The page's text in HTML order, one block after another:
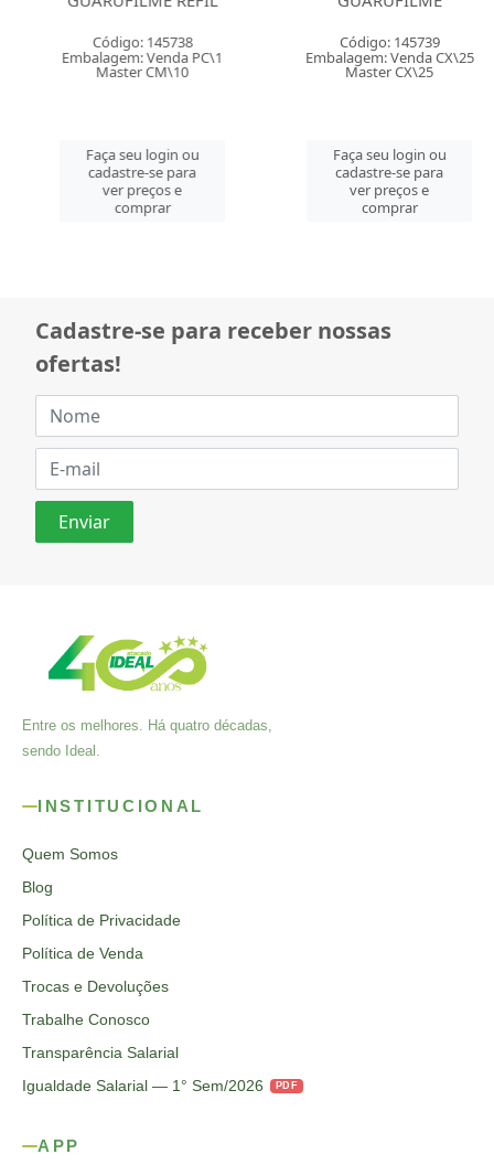
Código: 145738
Embalagem: Venda PC\1
Master CM\10
Faça seu login ou
cadastre-se para
ver preços e
comprar
Código: 145739
Embalagem: Venda CX\25
Master CX\25
Faça seu login ou
cadastre-se para
ver preços e
comprar
Cadastre-se para receber nossas
ofertas!
Entre os melhores. Há quatro décadas,
sendo Ideal.
INSTITUCIONAL
Quem Somos
Blog
Política de Privacidade
Política de Venda
Trocas e Devoluções
Trabalhe Conosco
Transparência Salarial
Igualdade Salarial — 1° Sem/2026
PDF
APP